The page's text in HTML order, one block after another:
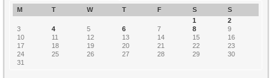
M T W T F S
S
1
2
3
4 5 6 7 8
9
10
11 12 13 14 15
16
17
18 19 20 21 22
23
24
25 26 27 28 29
30
31